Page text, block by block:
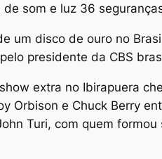
som e luz 36
um disco de ouro no
presidente da CBS
extra no Ibirapuera
Orbison e Chuck Berry
Turi, com quem formou